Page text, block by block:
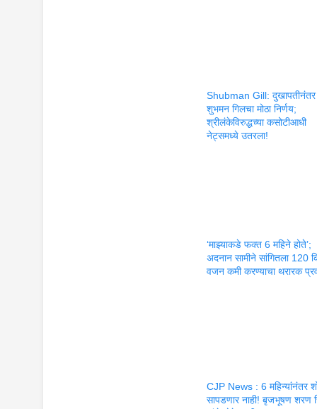
Shubman Gill: दुखापतीनंतर
शुभमन गिलचा मोठा निर्णय;
श्रीलंकेविरुद्धच्या कसोटीआधी
नेट्समध्ये उतरला!
‘माझ्याकडे फक्त 6 महिने होते’;
अदनान सामीने सांगितला 120
वजन कमी करण्याचा थरारक
CJP News : 6 महिन्यांनंतर
सापडणार नाही! बृजभूषण शरण